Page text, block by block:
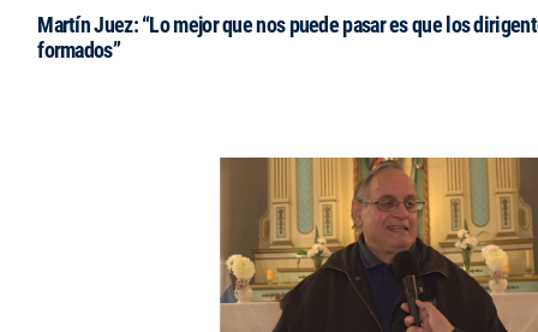
Martín Juez: “Lo mejor que nos puede pasar es que los
formados”